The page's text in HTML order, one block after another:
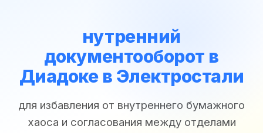
нутренний
документооборот в
Диадоке в Электростали
для избавления от внутреннего бумажного
хаоса и согласования между отделами